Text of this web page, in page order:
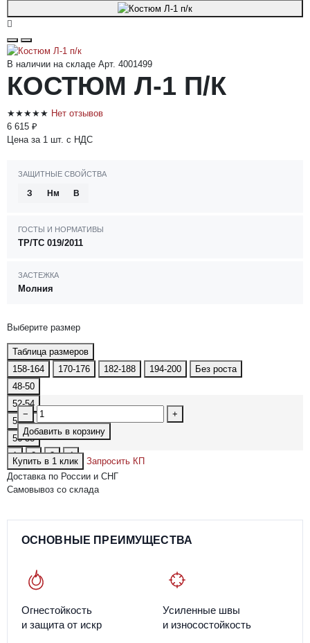
В наличии на складе Арт. 4001499
КОСТЮМ Л-1 П/К
★★★★★ Нет отзывов
6 615 ₽
Цена за 1 шт. с НДС
ЗАЩИТНЫЕ СВОЙСТВА
З Нм В
ГОСТЫ И НОРМАТИВЫ
ТР/ТС 019/2011
ЗАСТЕЖКА
Молния
Выберите размер
Таблица размеров
158-164
170-176 182-188 194-200
Без роста
48-50
52-54
52-54
56-58
1
2 3 4
−
+
Добавить в корзину
Купить в 1 клик
Запросить КП
Доставка по России и СНГ
Самовывоз со склада
ОСНОВНЫЕ ПРЕИМУЩЕСТВА
Огнестойкость
и защита от искр
Усиленные швы
и износостойкость